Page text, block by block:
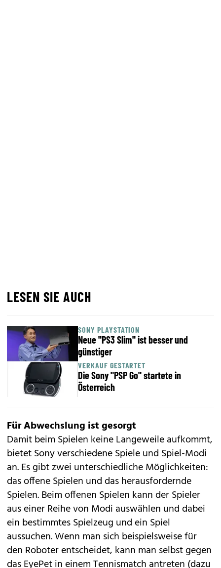
LESEN SIE AUCH
SONY PLAYSTATION
Neue "PS3 Slim" ist besser und
günstiger
VERKAUF GESTARTET
Die Sony "PSP Go" startete in
Österreich
Für Abwechslung ist gesorgt
Damit beim Spielen keine Langeweile aufkommt,
bietet Sony verschiedene Spiele und Spiel-Modi
an. Es gibt zwei unterschiedliche Möglichkeiten:
das offene Spielen und das herausfordernde
Spielen. Beim offenen Spielen kann der Spieler
aus einer Reihe von Modi auswählen und dabei
ein bestimmtes Spielzeug und ein Spiel
aussuchen. Wenn man sich beispielsweise für
den Roboter entscheidet, kann man selbst gegen
das EyePet in einem Tennismatch antreten (dazu